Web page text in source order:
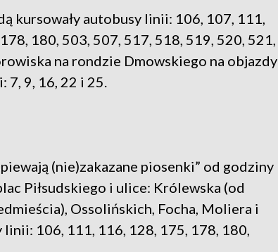
kursowały autobusy linii: 106, 107, 111,
180, 503, 507, 517, 518, 519, 520, 521,
na rondzie Dmowskiego na objazdy
7, 9, 16, 22 i 25.
(nie)zakazane piosenki” od godziny
Piłsudskiego i ulice: Królewska (od
Ossolińskich, Focha, Moliera i
106, 111, 116, 128, 175, 178, 180,